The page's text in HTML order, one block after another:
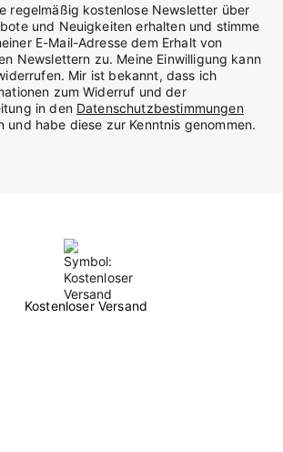
regelmäßig kostenlose Newsletter über
und Neuigkeiten erhalten und stimme
E-Mail-Adresse dem Erhalt von
Newslettern zu. Meine Einwilligung kann
Mir ist bekannt, dass ich
zum Widerruf und der
in den Datenschutzbestimmungen
und habe diese zur Kenntnis genommen.
Kostenloser Versand